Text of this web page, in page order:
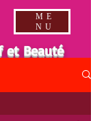
et Beauté
ME
NU